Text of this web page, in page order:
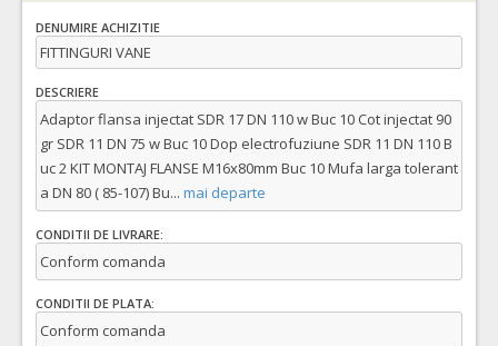
DENUMIRE ACHIZITIE
FITTINGURI VANE
DESCRIERE
Adaptor flansa injectat SDR 17 DN 110 w Buc 10 Cot injectat 90
gr SDR 11 DN 75 w Buc 10 Dop electrofuziune SDR 11 DN 110 B
uc 2 KIT MONTAJ FLANSE M16x80mm Buc 10 Mufa larga tolerant
a DN 80 ( 85-107) Bu... mai departe
CONDITII DE LIVRARE:
Conform comanda
CONDITII DE PLATA:
Conform comanda